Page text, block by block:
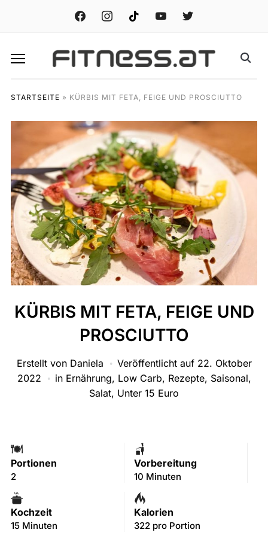
facebook instagramtiktok youtube twitter
STARTSEITE » KÜRBIS MIT FETA, FEIGE UND PROSCIUTTO
KÜRBIS MIT FETA, FEIGE UND
PROSCIUTTO
Erstellt von Daniela Veröffentlicht auf 22. Oktober
2022
in Ernährung, Low Carb, Rezepte, Saisonal,
Salat, Unter 15 Euro
Portionen
2
Vorbereitung
10 Minuten
Kochzeit
15 Minuten
Kalorien
322 pro Portion